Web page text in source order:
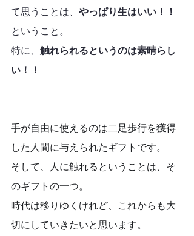
て思うことは、 やっぱり生はいい！！
ということ。
特に、 触れられるというのは素晴らし
い！！
手が自由に使えるのは二足歩行を獲得
した人間に与えられたギフトです。
そして、人に触れるということは、そ
のギフトの一つ。
時代は移りゆくけれど、これからも大
切にしていきたいと思います。